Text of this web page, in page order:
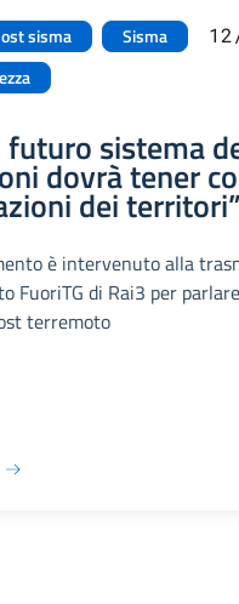
sisma
Sisma
futuro sistema
dovrà tener
dei territori”
è intervenuto alla
FuoriTG di Rai3 per
terremoto